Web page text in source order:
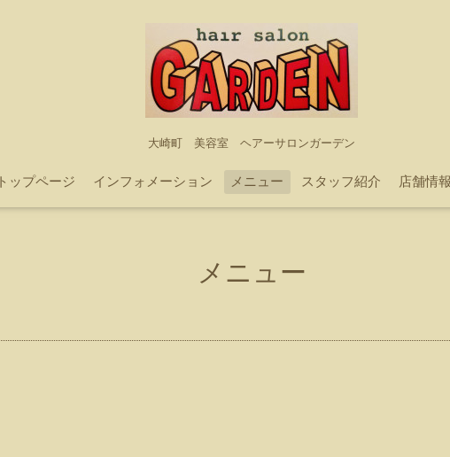
大崎町 美容室 ヘアーサロンガーデン
トップページ インフォメーション メニュー スタッフ紹介 店舗情報
メニュー